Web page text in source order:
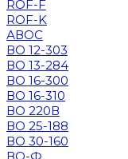
ROF-F
ROF-K
АВОС
ВО 12-303
ВО 13-284
ВО 16-300
ВО 16-310
ВО 220В
ВО 25-188
ВО 30-160